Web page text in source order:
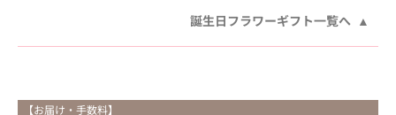
誕生日フラワーギフト一覧へ
【お届け・手数料】